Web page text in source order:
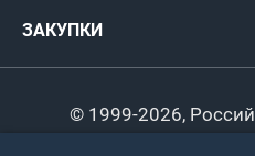
Турниры клубов
Регионы
Документы
Пляжный
ЗАКУПКИ
© 1999-2026,